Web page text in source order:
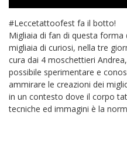
#Leccetattoofest fa il botto!
Migliaia di fan di questa forma
migliaia di curiosi, nella tre
cura dai 4 moschettieri
possibile sperimentare e
ammirare le creazioni dei
in un contesto dove il corpo
tecniche ed immagini è la